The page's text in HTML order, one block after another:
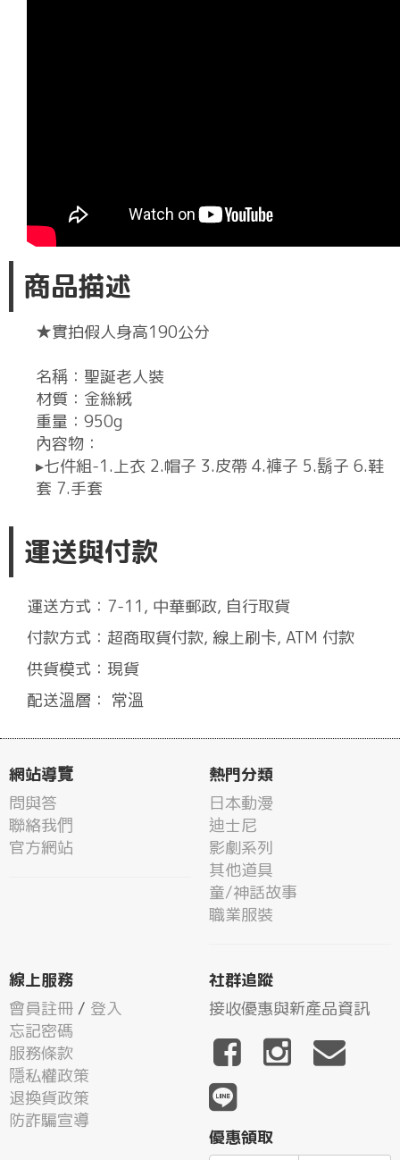
商品描述
★實拍假人身高190公分
名稱：聖誕老人裝
材質：金絲絨
重量：950g
內容物：
▸七件組-1.上衣 2.帽子 3.皮帶 4.褲子 5.鬍子 6.鞋
套 7.手套
運送與付款
運送方式：7-11, 中華郵政, 自行取貨
付款方式：超商取貨付款, 線上刷卡, ATM 付款
供貨模式：現貨
配送溫層： 常溫
網站導覽
問與答
聯絡我們
官方網站
熱門分類
日本動漫
迪士尼
影劇系列
其他道具
童/神話故事
職業服裝
線上服務
會員註冊 / 登入
忘記密碼
服務條款
隱私權政策
退換貨政策
防詐騙宣導
社群追蹤
接收優惠與新產品資訊
優惠領取